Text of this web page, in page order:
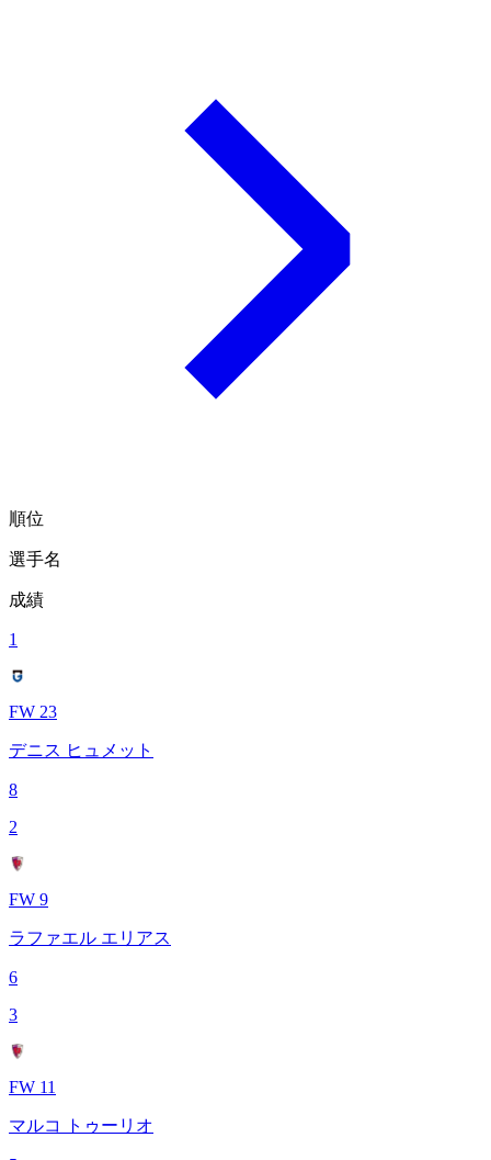
順位
選手名
成績
1
FW 23
デニス ヒュメット
8
2
FW 9
ラファエル エリアス
6
3
FW 11
マルコ トゥーリオ